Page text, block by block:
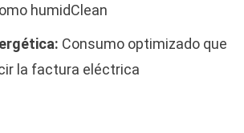
humidClean
Consumo optimizado que
la factura eléctrica